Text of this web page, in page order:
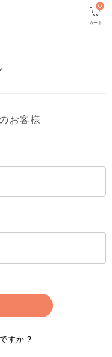
カート
0
お客様
すか？